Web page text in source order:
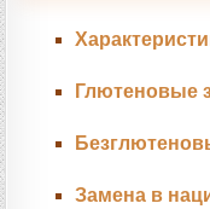
Глютеновые
Замена в